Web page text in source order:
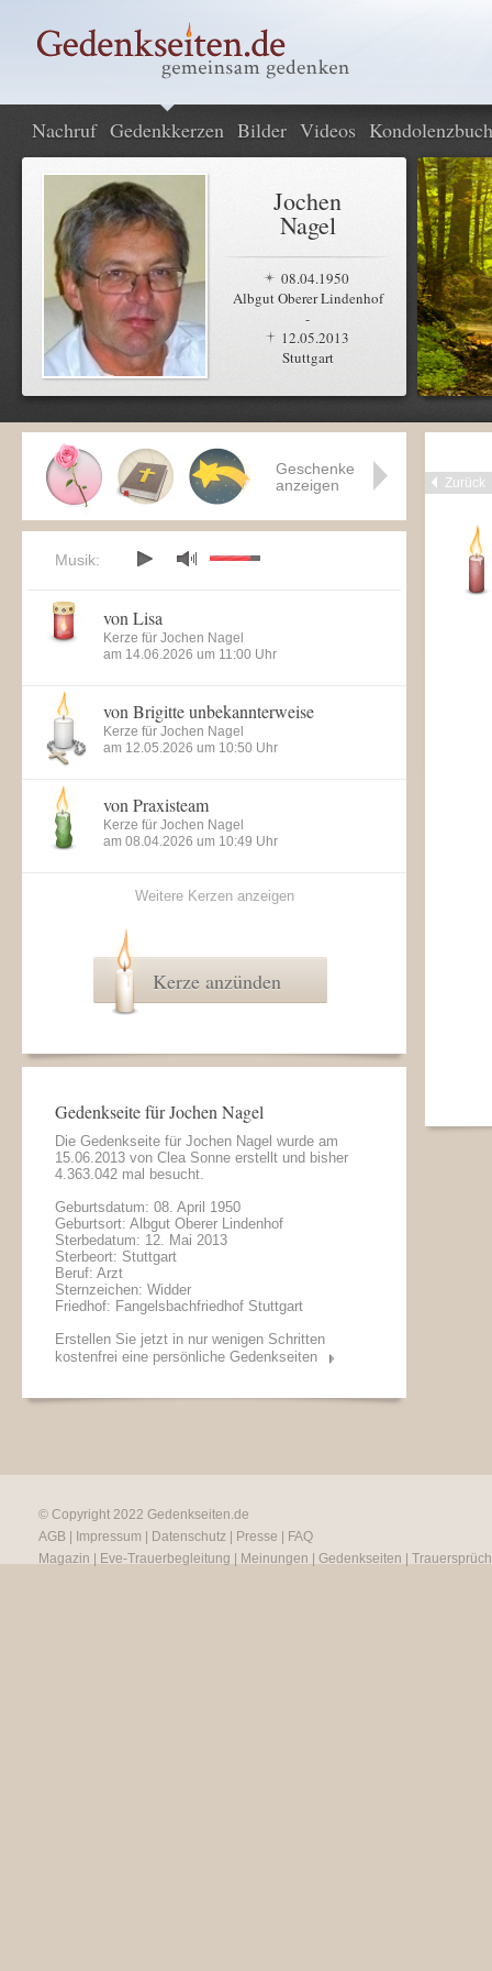
Nachruf Gedenkkerzen Bilder Videos Kondolenzbuch
Jochen
Nagel
08.04.1950
Albgut Oberer Lindenhof
-
12.05.2013
Stuttgart
Zurück
Geschenke
anzeigen
Musik:
von Lisa
Kerze für Jochen Nagel
am 14.06.2026 um 11:00 Uhr
von Brigitte unbekannterweise
Kerze für Jochen Nagel
am 12.05.2026 um 10:50 Uhr
von Praxisteam
Kerze für Jochen Nagel
am 08.04.2026 um 10:49 Uhr
Weitere Kerzen anzeigen
Kerze anzünden
Gedenkseite für Jochen Nagel
Die Gedenkseite für Jochen Nagel wurde am
15.06.2013 von Clea Sonne erstellt und bisher
4.363.042 mal besucht.
Geburtsdatum: 08. April 1950
Geburtsort: Albgut Oberer Lindenhof
Sterbedatum: 12. Mai 2013
Sterbeort: Stuttgart
Beruf: Arzt
Sternzeichen: Widder
Friedhof: Fangelsbachfriedhof Stuttgart
Erstellen Sie jetzt in nur wenigen Schritten
kostenfrei eine persönliche Gedenkseiten
© Copyright 2022 Gedenkseiten.de
AGB
Impressum Datenschutz Presse
FAQ
Magazin
Eve-Trauerbegleitung Meinungen Gedenkseiten